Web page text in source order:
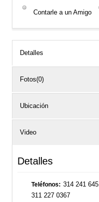
Contarle a un Amigo
Detalles
Fotos(0)
Ubicación
Video
Detalles
Teléfonos
314 241
311 227 0367